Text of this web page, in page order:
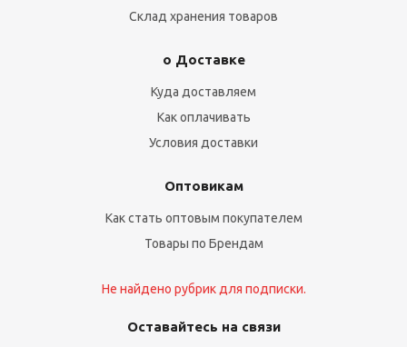
Склад хранения товаров
о Доставке
Куда доставляем
Как оплачивать
Условия доставки
Оптовикам
Как стать оптовым покупателем
Товары по Брендам
Не найдено рубрик для подписки.
Оставайтесь на связи